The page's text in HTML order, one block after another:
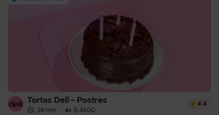
Tortas Deli - Postres
24 min · $ 4500
4.4